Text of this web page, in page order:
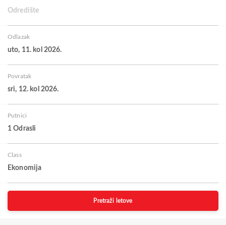
Odredište
Odlazak
uto, 11. kol 2026.
Povratak
sri, 12. kol 2026.
Putnici
1 Odrasli
Class
Ekonomija
Pretraži letove